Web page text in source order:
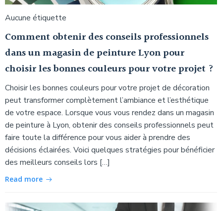
Aucune étiquette
Comment obtenir des conseils professionnels
dans un magasin de peinture Lyon pour
choisir les bonnes couleurs pour votre projet ?
Choisir les bonnes couleurs pour votre projet de décoration
peut transformer complètement l’ambiance et l’esthétique
de votre espace. Lorsque vous vous rendez dans un magasin
de peinture à Lyon, obtenir des conseils professionnels peut
faire toute la différence pour vous aider à prendre des
décisions éclairées. Voici quelques stratégies pour bénéficier
des meilleurs conseils lors […]
Read more